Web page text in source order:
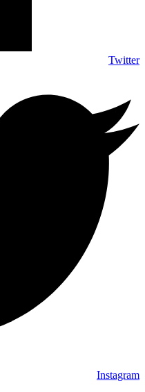
Twitter
Instagram